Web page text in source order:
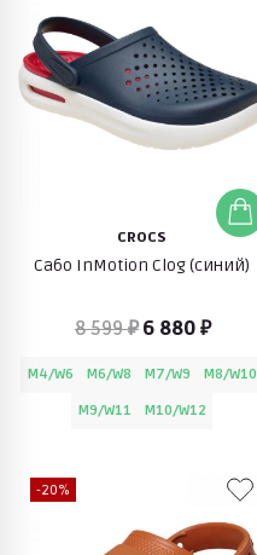
CROCS
Сабо InMotion Clog (синий)
8 599 ₽ 6 880 ₽
M4/W6 M6/W8 M7/W9
M8/W10
M9/W11
M10/W12
-20%